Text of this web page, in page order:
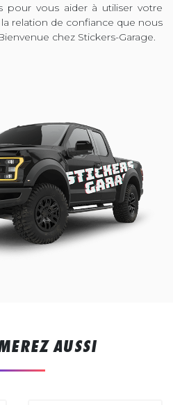
pour vous aider à utiliser votre
relation de confiance que nous
chez Stickers-Garage.
AUSSI